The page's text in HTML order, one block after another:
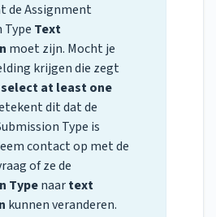
de Assignment
Type Text
moet zijn. Mocht je
krijgen die zegt
at least one
dit dat de
Type is
contact op met de
of ze de
Typenaartext
kunnen veranderen.